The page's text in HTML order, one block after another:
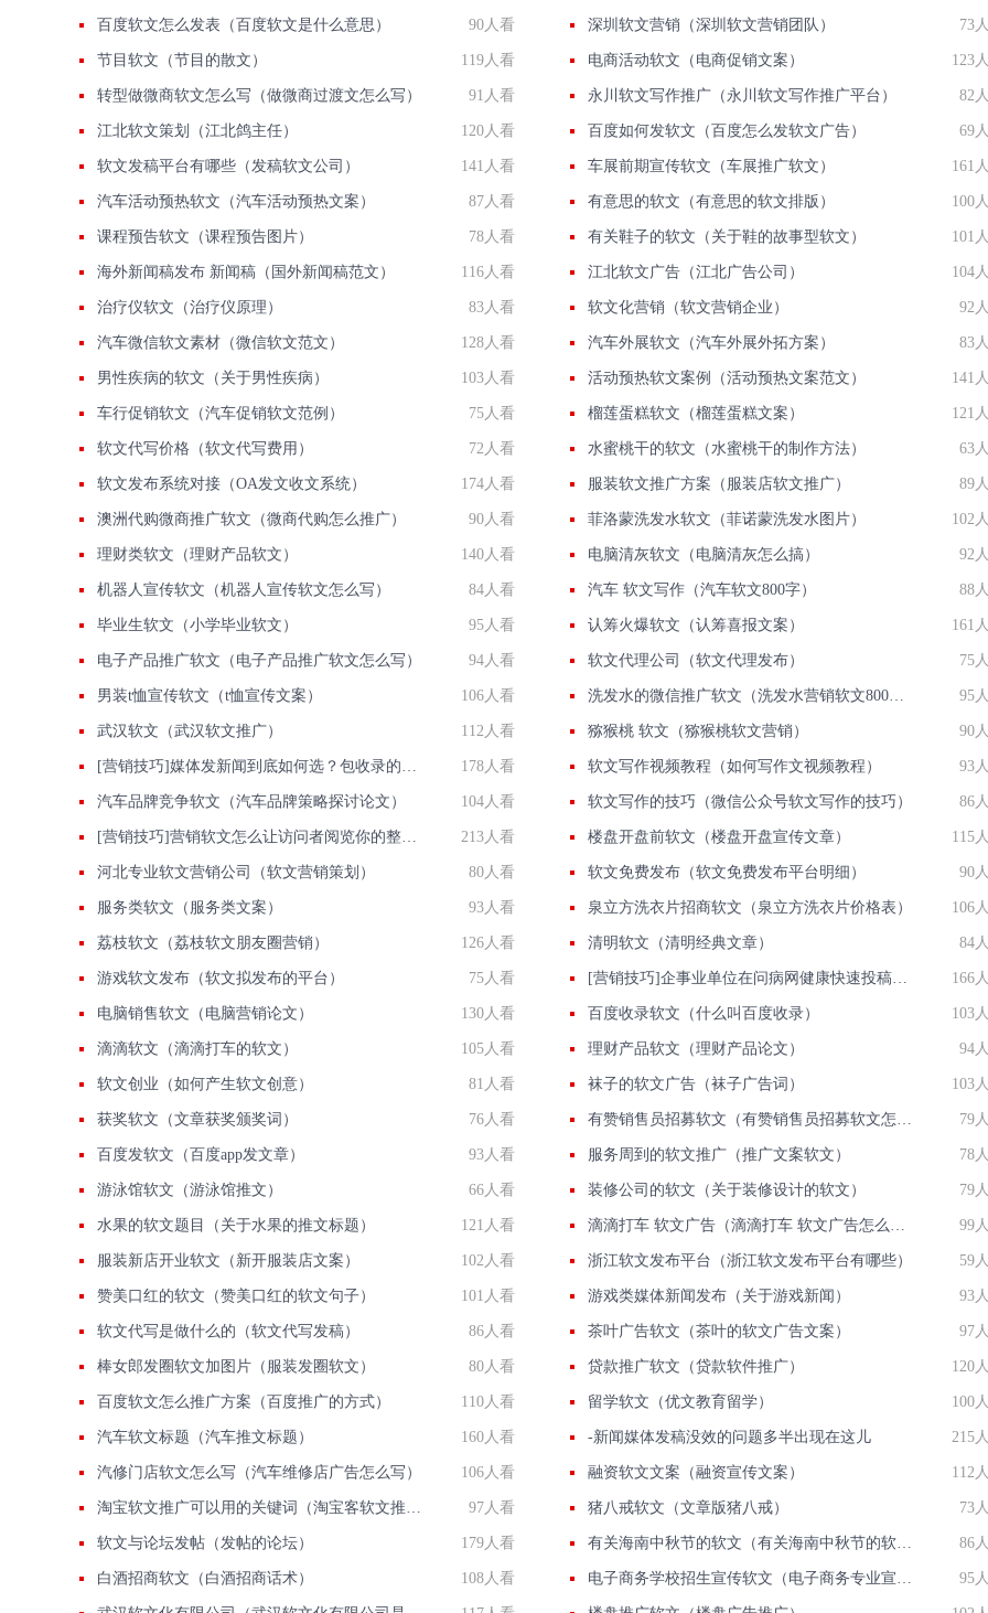
百度软文怎么发表（百度软文是什么意思） 90人看 深圳软文营销（深圳软文营销团队） 73
节目软文（节目的散文） 119人看 电商活动软文（电商促销文案） 123
转型做微商软文怎么写（做微商过渡文怎么写） 91人看 永川软文写作推广（永川软文写作推广平台） 82
江北软文策划（江北鸽主任） 120人看 百度如何发软文（百度怎么发软文广告） 69
软文发稿平台有哪些（发稿软文公司） 141人看 车展前期宣传软文（车展推广软文） 161
汽车活动预热软文（汽车活动预热文案） 87人看 有意思的软文（有意思的软文排版） 100
课程预告软文（课程预告图片） 78人看 有关鞋子的软文（关于鞋的故事型软文） 101
海外新闻稿发布 新闻稿（国外新闻稿范文） 116人看 江北软文广告（江北广告公司） 104
治疗仪软文（治疗仪原理） 83人看 软文化营销（软文营销企业） 92
汽车微信软文素材（微信软文范文） 128人看 汽车外展软文（汽车外展外拓方案） 83
男性疾病的软文（关于男性疾病） 103人看 活动预热软文案例（活动预热文案范文） 141
车行促销软文（汽车促销软文范例） 75人看 榴莲蛋糕软文（榴莲蛋糕文案） 121
软文代写价格（软文代写费用） 72人看 水蜜桃干的软文（水蜜桃干的制作方法） 63
软文发布系统对接（OA发文收文系统） 174人看 服装软文推广方案（服装店软文推广） 89
澳洲代购微商推广软文（微商代购怎么推广） 90人看 菲洛蒙洗发水软文（菲诺蒙洗发水图片） 102
理财类软文（理财产品软文） 140人看 电脑清灰软文（电脑清灰怎么搞） 92
机器人宣传软文（机器人宣传软文怎么写） 84人看 汽车 软文写作（汽车软文800字） 88
毕业生软文（小学毕业软文） 95人看 认筹火爆软文（认筹喜报文案） 161
电子产品推广软文（电子产品推广软文怎么写） 94人看 软文代理公司（软文代理发布） 75
男装t恤宣传软文（t恤宣传文案） 106人看 洗发水的微信推广软文（洗发水营销软文800字范文） 95
武汉软文（武汉软文推广） 112人看 猕猴桃 软文（猕猴桃软文营销） 90
[营销技巧]媒体发新闻到底如何选？包收录的媒体有那些？国发软文网在线解答 178人看 软文写作视频教程（如何写作文视频教程） 93
汽车品牌竞争软文（汽车品牌策略探讨论文） 104人看 软文写作的技巧（微信公众号软文写作的技巧） 86
[营销技巧]营销软文怎么让访问者阅览你的整篇文案 213人看 楼盘开盘前软文（楼盘开盘宣传文章） 115
河北专业软文营销公司（软文营销策划） 80人看 软文免费发布（软文免费发布平台明细） 90
服务类软文（服务类文案） 93人看 泉立方洗衣片招商软文（泉立方洗衣片价格表） 106
荔枝软文（荔枝软文朋友圈营销） 126人看 清明软文（清明经典文章） 84
游戏软文发布（软文拟发布的平台） 75人看 [营销技巧]企事业单位在问病网健康快速投稿发新闻联系方法智慧新闻平台入口 166
电脑销售软文（电脑营销论文） 130人看 百度收录软文（什么叫百度收录） 103
滴滴软文（滴滴打车的软文） 105人看 理财产品软文（理财产品论文） 94
软文创业（如何产生软文创意） 81人看 袜子的软文广告（袜子广告词） 103
获奖软文（文章获奖颁奖词） 76人看 有赞销售员招募软文（有赞销售员招募软文怎么写） 79
百度发软文（百度app发文章） 93人看 服务周到的软文推广（推广文案软文） 78
游泳馆软文（游泳馆推文） 66人看 装修公司的软文（关于装修设计的软文） 79
水果的软文题目（关于水果的推文标题） 121人看 滴滴打车 软文广告（滴滴打车 软文广告怎么关闭） 99
服装新店开业软文（新开服装店文案） 102人看 浙江软文发布平台（浙江软文发布平台有哪些） 59
赞美口红的软文（赞美口红的软文句子） 101人看 游戏类媒体新闻发布（关于游戏新闻） 93
软文代写是做什么的（软文代写发稿） 86人看 茶叶广告软文（茶叶的软文广告文案） 97
棒女郎发圈软文加图片（服装发圈软文） 80人看 贷款推广软文（贷款软件推广） 120
百度软文怎么推广方案（百度推广的方式） 110人看 留学软文（优文教育留学） 100
汽车软文标题（汽车推文标题） 160人看 -新闻媒体发稿没效的问题多半出现在这儿 215
汽修门店软文怎么写（汽车维修店广告怎么写） 106人看 融资软文文案（融资宣传文案） 112
淘宝软文推广可以用的关键词（淘宝客软文推广范文） 97人看 猪八戒软文（文章版猪八戒） 73
软文与论坛发帖（发帖的论坛） 179人看 有关海南中秋节的软文（有关海南中秋节的软文作文） 86
白酒招商软文（白酒招商话术） 108人看 电子商务学校招生宣传软文（电子商务专业宣传文案） 95